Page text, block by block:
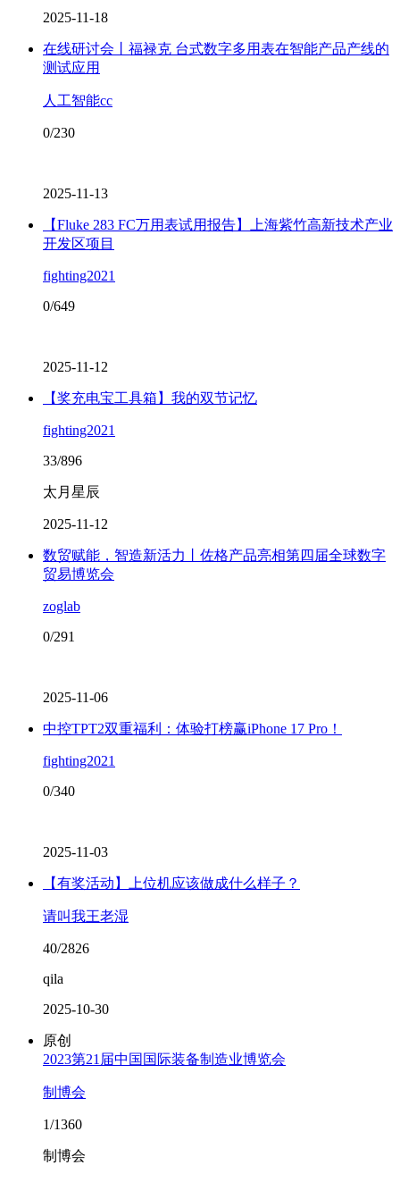
2025-11-18
在线研讨会丨福禄克 台式数字多用表在智能产品产线的
测试应用
人工智能cc
0/230
2025-11-13
【Fluke 283 FC万用表试用报告】上海紫竹高新技术产业
开发区项目
fighting2021
0/649
2025-11-12
【奖充电宝工具箱】我的双节记忆
fighting2021
33/896
太月星辰
2025-11-12
数贸赋能，智造新活力丨佐格产品亮相第四届全球数字
贸易博览会
zoglab
0/291
2025-11-06
中控TPT2双重福利：体验打榜赢iPhone 17 Pro！
fighting2021
0/340
2025-11-03
【有奖活动】上位机应该做成什么样子？
请叫我王老湿
40/2826
qila
2025-10-30
原创
2023第21届中国国际装备制造业博览会
制博会
1/1360
制博会